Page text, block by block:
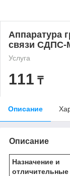
Аппаратура
связи
Услуга
111 ₸
Описание
Описание
Назначение и
отличительные